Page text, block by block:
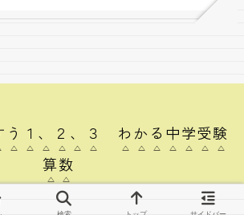
う１、２、３ わかる中学受験
算数
んすう１、２、３ わかる中学受験算数.